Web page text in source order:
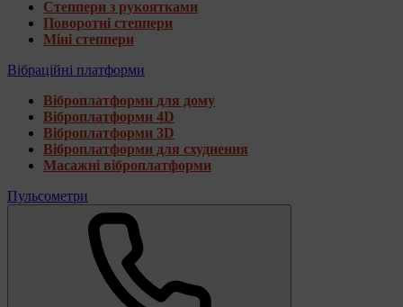
Степпери з рукоятками
Поворотні степпери
Міні степпери
Вібраційні платформи
Віброплатформи для дому
Віброплатформи 4D
Віброплатформи 3D
Віброплатформи для схуднення
Масажні віброплатформи
Пульсометри